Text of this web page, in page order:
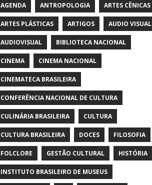
AGENDA ANTROPOLOGIA ARTES CÊNICAS
ARTES PLÁSTICAS ARTIGOS AUDIO VISUAL
AUDIOVISUAL BIBLIOTECA NACIONAL
CINEMA CINEMA NACIONAL
CINEMATECA BRASILEIRA
CONFERÊNCIA NACIONAL DE CULTURA
CULINÁRIA BRASILEIRA CULTURA
CULTURA BRASILEIRA DOCES FILOSOFIA
FOLCLORE GESTÃO CULTURAL HISTÓRIA
INSTITUTO BRASILEIRO DE MUSEUS